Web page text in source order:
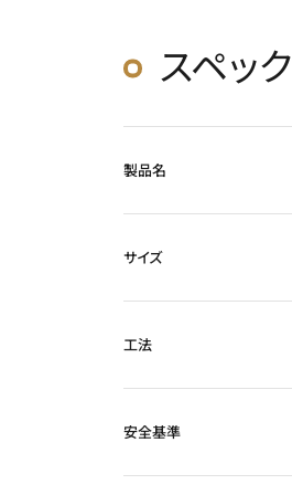
スペック
製品名
サイズ
工法
安全基準